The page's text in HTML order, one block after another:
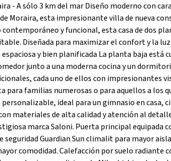
- A sólo 3 km del mar Diseño moderno con
Moraira, esta impresionante villa de nueva
y funcional, esta casa de dos
Diseñada para maximizar el confort y la
y bien planificada La planta baja está
junto a una moderna cocina y un
cada uno de ellos con impresionantes
para familias numerosas o para aquellos a los
ideal para un gimnasio en casa,
materiales de alta calidad y atención al
marca Saloni. Puerta principal equipada
Guardian Sun climalit para mayor
comodidad. Calefacción por suelo radiante